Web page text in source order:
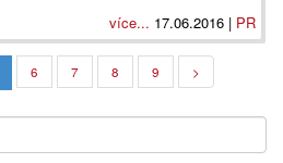
více... 17.06.2016 | PR
6 7 8 9 >